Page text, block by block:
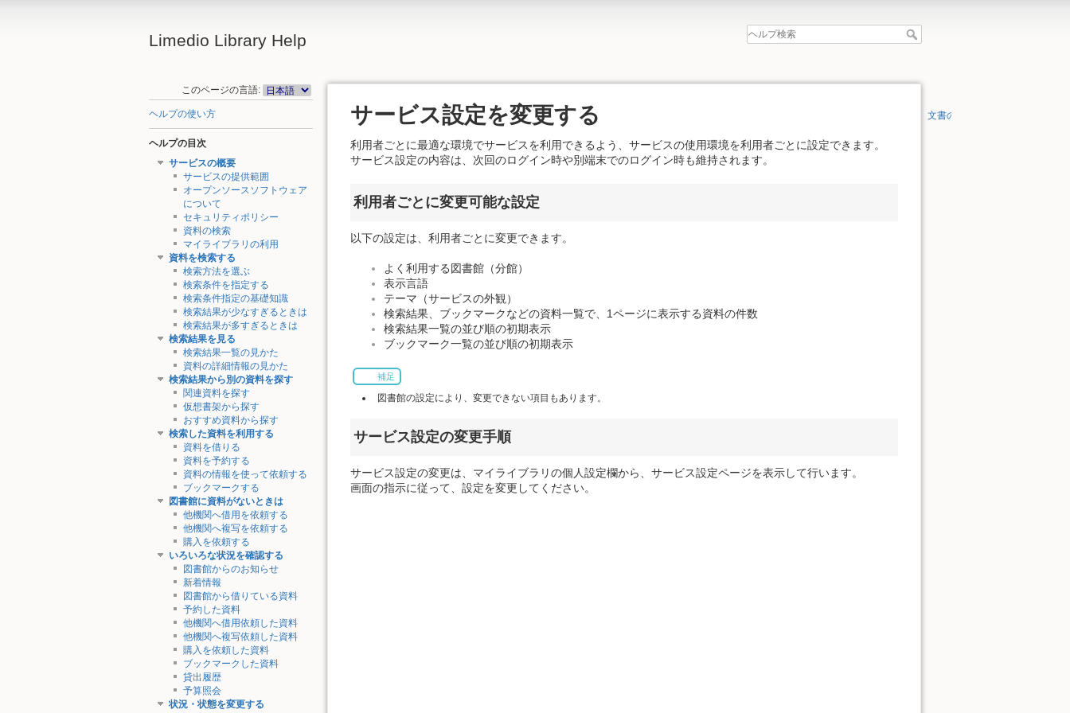
Limedio Library Help
このページの言語:
ヘルプの使い方
ヘルプの目次
サービスの概要
サービスの提供範囲
オープンソースソフトウェア
について
セキュリティポリシー
資料の検索
マイライブラリの利用
資料を検索する
検索方法を選ぶ
検索条件を指定する
検索条件指定の基礎知識
検索結果が少なすぎるときは
検索結果が多すぎるときは
検索結果を見る
検索結果一覧の見かた
資料の詳細情報の見かた
検索結果から別の資料を探す
関連資料を探す
仮想書架から探す
おすすめ資料から探す
検索した資料を利用する
資料を借りる
資料を予約する
資料の情報を使って依頼する
ブックマークする
図書館に資料がないときは
他機関へ借用を依頼する
他機関へ複写を依頼する
購入を依頼する
いろいろな状況を確認する
図書館からのお知らせ
新着情報
図書館から借りている資料
予約した資料
他機関へ借用依頼した資料
他機関へ複写依頼した資料
購入を依頼した資料
ブックマークした資料
貸出履歴
予算照会
状況・状態を変更する
サービス設定を変更する
利用者ごとに最適な環境でサービスを利用できるよう、サービスの使用環境を利用者ごとに設定できます。
サービス設定の内容は、次回のログイン時や別端末でのログイン時も維持されます。
利用者ごとに変更可能な設定
以下の設定は、利用者ごとに変更できます。
よく利用する図書館（分館）
表示言語
テーマ（サービスの外観）
検索結果、ブックマークなどの資料一覧で、1ページに表示する資料の件数
検索結果一覧の並び順の初期表示
ブックマーク一覧の並び順の初期表示
補足
図書館の設定により、変更できない項目もあります。
サービス設定の変更手順
サービス設定の変更は、マイライブラリの個人設定欄から、サービス設定ページを表示して行います。
画面の指示に従って、設定を変更してください。
文書の先頭へ